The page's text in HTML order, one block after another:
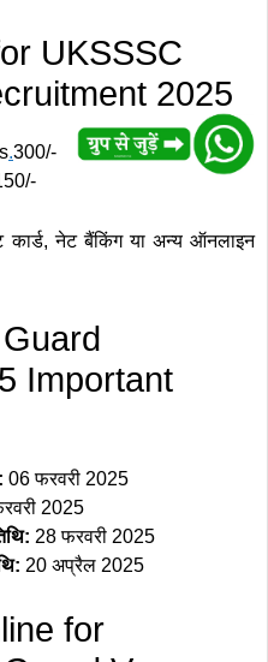
UKSSSC
2025
.300/-
कार्ड, नेट बैंकिंग या अन्य ऑनलाइन
Important
06 फरवरी 2025
2025
28 फरवरी 2025
20 अप्रैल 2025
for